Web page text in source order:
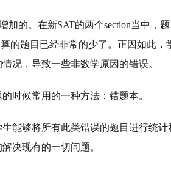
的。在新SAT的两个section当中，
的题目已经非常的少了。正因如此，
况，导致一些非数学原因的错误。
时候常用的一种方法：错题本。
能够将所有此类错误的题目进行统计
决现有的一切问题。